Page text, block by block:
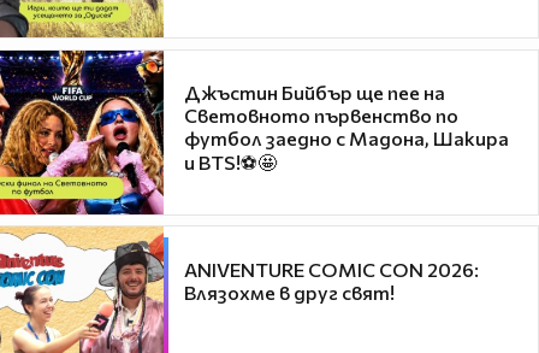
Джъстин Бийбър ще пее на
Световното първенство по
футбол заедно с Мадона, Шакира
и BTS!⚽🤩
ANIVENTURE COMIC CON 2026:
Влязохме в друг свят!